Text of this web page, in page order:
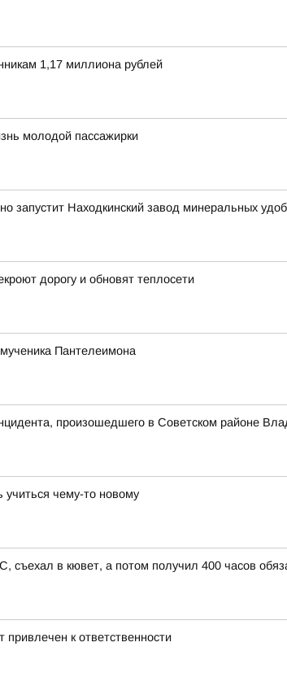
1,17 миллиона рублей
молодой пассажирки
запустит Находкинский завод минеральных
дорогу и обновят теплосети
Пантелеимона
произошедшего в Советском районе
чему-то новому
съехал в кювет, а потом получил 400 часов
к ответственности